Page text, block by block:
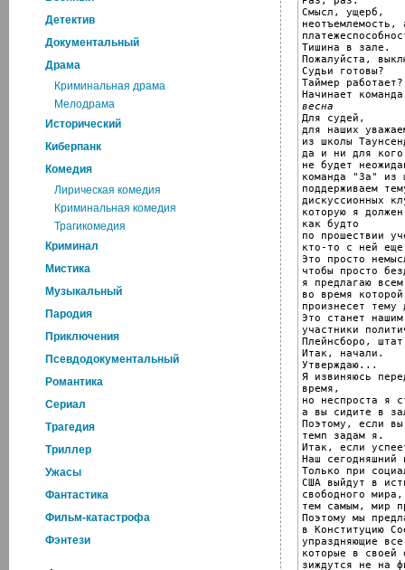
Детектив
Документальный
Драма
Криминальная драма
Мелодрама
Исторический
Киберпанк
Комедия
Лирическая комедия
Криминальная комедия
Трагикомедия
Криминал
Мистика
Музыкальный
Пародия
Приключения
Псевдодокументальный
Романтика
Cериал
Трагедия
Триллер
Ужасы
Фантастика
Фильм-катастрофа
Фэнтези
Смысл, ущерб,
неотъемлемость,
Тишина в зале.
Пожалуйста,
Судьи готовы?
Таймер работает?
весна
Для судей,
для наших
из школы
да и ни для
не будет
команда "За" из
поддерживаем
дискуссионных
которую я
как будто
по прошествии
кто-то с ней
Это просто
чтобы просто
я предлагаю
во время
произнесет тему
Это станет
участники
Плейнсборо,
Итак, начали.
Утверждаю...
Я извиняюсь
время,
но неспроста я
а вы сидите в
Поэтому, если
темп задам я.
Итак, если
Наш сегодняшний
Только при
США выйдут в
свободного
тем самым, мир
Поэтому мы
в Конституцию
упраздняющие
которые в своей
зиждутся не на